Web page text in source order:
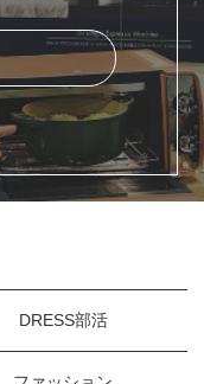
DRESS部活